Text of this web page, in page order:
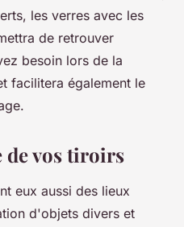
les verres avec les
de retrouver
besoin lors de la
facilitera également le
de vos tiroirs
eux aussi des lieux
d'objets divers et